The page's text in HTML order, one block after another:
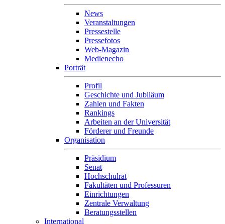
News
Veranstaltungen
Pressestelle
Pressefotos
Web-Magazin
Medienecho
Porträt
Profil
Geschichte und Jubiläum
Zahlen und Fakten
Rankings
Arbeiten an der Universität
Förderer und Freunde
Organisation
Präsidium
Senat
Hochschulrat
Fakultäten und Professuren
Einrichtungen
Zentrale Verwaltung
Beratungsstellen
International